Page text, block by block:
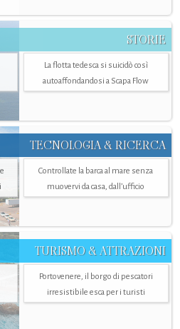
STORIE
La flotta tedesca si suicidò così
autoaffondandosi a Scapa Flow
TECNOLOGIA & RICERCA
Controllate la barca al mare senza
muovervi da casa, dall’ufficio
TURISMO & ATTRAZIONI
Portovenere, il borgo di pescatori
irresistibile esca per i turisti